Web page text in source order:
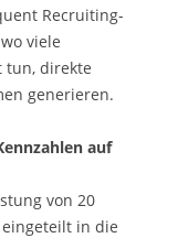
Recruiting-
viele
tun, direkte
generieren.
auf
von 20
in die